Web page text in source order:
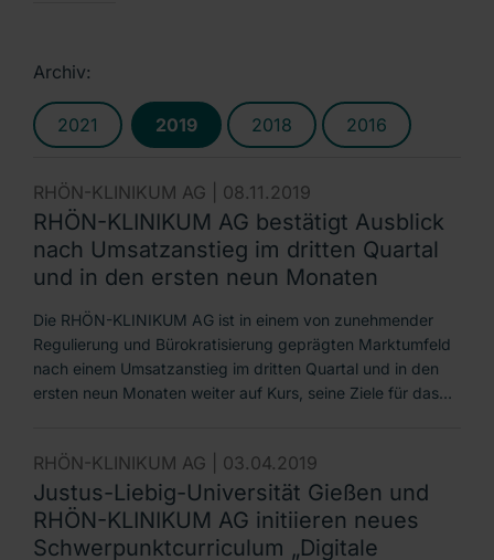
Archiv:
2021 2019 2018 2016
RHÖN-KLINIKUM AG | 08.11.2019
RHÖN-KLINIKUM AG bestätigt Ausblick
nach Umsatzanstieg im dritten Quartal
und in den ersten neun Monaten
Die RHÖN-KLINIKUM AG ist in einem von zunehmender
Regulierung und Bürokratisierung geprägten Marktumfeld
nach einem Umsatzanstieg im dritten Quartal und in den
ersten neun Monaten weiter auf Kurs, seine Ziele für das…
RHÖN-KLINIKUM AG | 03.04.2019
Justus-Liebig-Universität Gießen und
RHÖN-KLINIKUM AG initiieren neues
Schwerpunktcurriculum „Digitale